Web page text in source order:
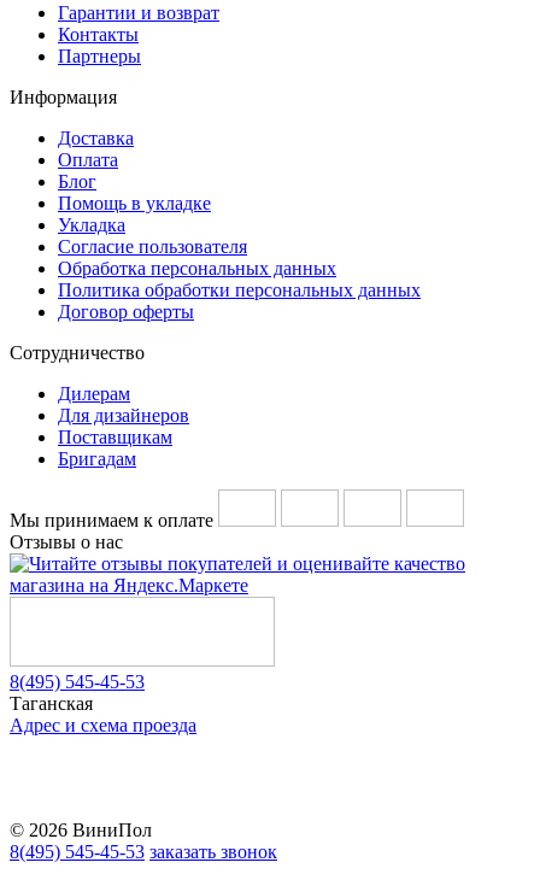
Гарантии и возврат
Контакты
Партнеры
Информация
Доставка
Оплата
Блог
Помощь в укладке
Укладка
Согласие пользователя
Обработка персональных данных
Политика обработки персональных данных
Договор оферты
Сотрудничество
Дилерам
Для дизайнеров
Поставщикам
Бригадам
Мы принимаем к оплате
Отзывы о нас
8(495) 545-45-53
Таганская
Адрес и схема проезда
© 2026 ВиниПол
8(495) 545-45-53 заказать звонок